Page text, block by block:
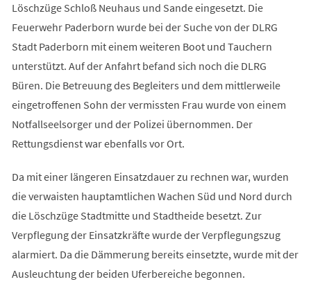
Löschzüge Schloß Neuhaus und Sande eingesetzt. Die
Feuerwehr Paderborn wurde bei der Suche von der DLRG
Stadt Paderborn mit einem weiteren Boot und Tauchern
unterstützt. Auf der Anfahrt befand sich noch die DLRG
Büren. Die Betreuung des Begleiters und dem mittlerweile
eingetroffenen Sohn der vermissten Frau wurde von einem
Notfallseelsorger und der Polizei übernommen. Der
Rettungsdienst war ebenfalls vor Ort.
Da mit einer längeren Einsatzdauer zu rechnen war, wurden
die verwaisten hauptamtlichen Wachen Süd und Nord durch
die Löschzüge Stadtmitte und Stadtheide besetzt. Zur
Verpflegung der Einsatzkräfte wurde der Verpflegungszug
alarmiert. Da die Dämmerung bereits einsetzte, wurde mit der
Ausleuchtung der beiden Uferbereiche begonnen.